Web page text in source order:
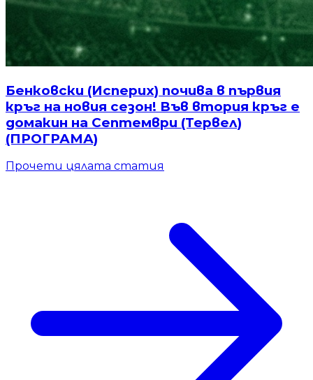
Бенковски (Исперих) почива в първия
кръг на новия сезон! Във втория кръг е
домакин на Септември (Тервел)
(ПРОГРАМА)
Прочети цялата статия